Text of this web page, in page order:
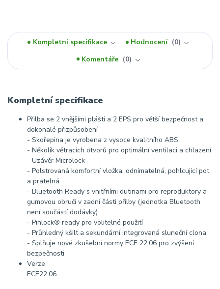
Kompletní specifikace Hodnocení
0
Komentáře
0
Kompletní specifikace
Přilba se 2 vnějšími plášti a 2 EPS pro větší bezpečnost a
dokonalé přizpůsobení
- Skořepina je vyrobena z vysoce kvalitního ABS
- Několik větracích otvorů pro optimální ventilaci a chlazení
- Uzávěr Microlock
- Polstrovaná komfortní vložka, odnímatelná, pohlcující pot
a pratelná
- Bluetooth Ready s vnitřními dutinami pro reproduktory a
gumovou obručí v zadní části přilby (jednotka Bluetooth
není součástí dodávky)
- Pinlock® ready pro volitelné použití
- Průhledný kšilt a sekundární integrovaná sluneční clona
- Splňuje nové zkušební normy ECE 22.06 pro zvýšení
bezpečnosti
Verze
ECE22.06